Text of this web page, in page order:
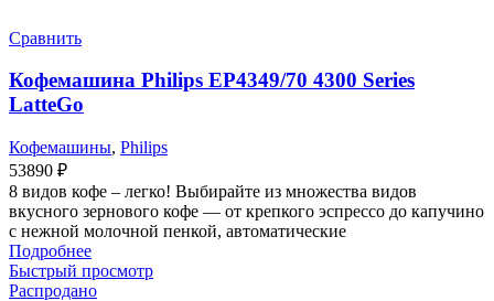
Сравнить
Кофемашина Philips EP4349/70 4300 Series
LatteGo
Кофемашины, Philips
53890 ₽
8 видов кофе – легко! Выбирайте из множества видов
вкусного зернового кофе — от крепкого эспрессо до капучино
с нежной молочной пенкой, автоматические
Подробнее
Быстрый просмотр
Распродано